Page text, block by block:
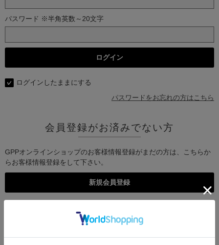
パスワード ※半角英数～20文字
ログインしたままにする
パスワードをお忘れの方はこちら
会員登録がお済みでない方
GPPオンラインショップのお客様情報登録がまだの方は、こちらか
らお客様情報登録をして下さい。
こちらは個人様向けのページとなります。法人のお客様のログイ